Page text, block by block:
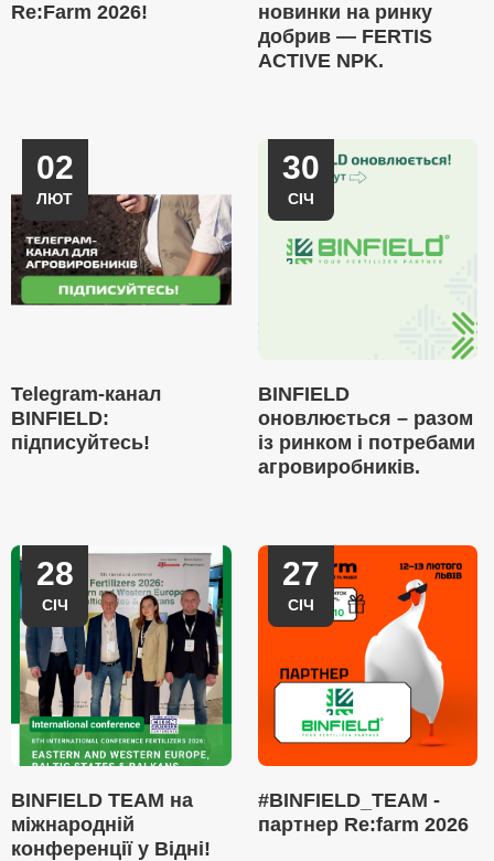
Re:Farm 2026!
новинки на ринку
добрив — FERTIS
ACTIVE NPK.
02
ЛЮТ
Telegram-канал
BINFIELD:
підписуйтесь!
30
СІЧ
BINFIELD
оновлюється – разом
із ринком і потребами
агровиробників.
28
СІЧ
BINFIELD TEAM на
міжнародній
конференції у Відні!
27
СІЧ
#BINFIELD_TEAM -
партнер Re:farm 2026